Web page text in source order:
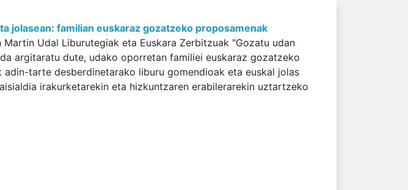
jolasean: familian euskaraz gozatzeko proposamenak
Martin Udal Liburutegiak eta Euskara Zerbitzuak "Gozatu udan
argitaratu dute, udako oporretan familiei euskaraz gozatzeko
adin-tarte desberdinetarako liburu gomendioak eta euskal jolas
irakurketarekin eta hizkuntzaren erabilerarekin uztartzeko